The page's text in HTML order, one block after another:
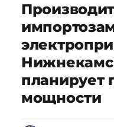
планирует
мощности